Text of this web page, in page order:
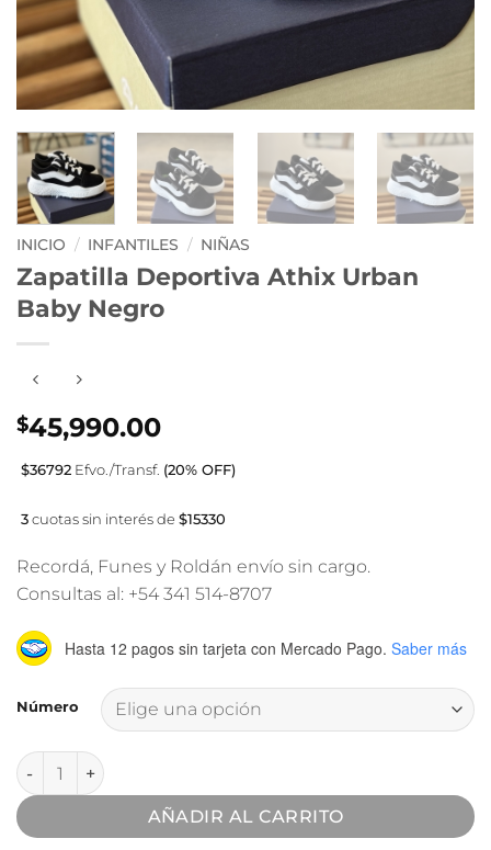
INICIO / INFANTILES / NIÑAS
Zapatilla Deportiva Athix Urban
Baby Negro
$45,990.00
$36792 Efvo./Transf. (20% OFF)
3cuotas sin interés de $15330
Recordá, Funes y Roldán envío sin cargo.
Consultas al: +54 341 514-8707
Hasta 12 pagos sin tarjeta con Mercado Pago. Saber más
Número
Zapatilla Deportiva Athix Urban Baby Negro cantidad
AÑADIR AL CARRITO